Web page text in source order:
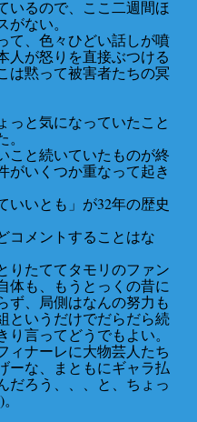
いるので、ここ二週間ほ
ない。
て、色々ひどい話しが噴
人が怒りを直接ぶつける
は黙って被害者たちの冥
っと気になっていたこと
こと続いていたものが終
がいくつか重なって起き
いいとも」が32年の歴史
コメントすることはな
りたててタモリのファン
体も、もうとっくの昔に
ず、局側はなんの努力も
というだけでだらだら続
言ってどうでもよい。
ィナーレに大物芸人たち
ーな、まともにギャラ払
だろう、、、と、ちょっ